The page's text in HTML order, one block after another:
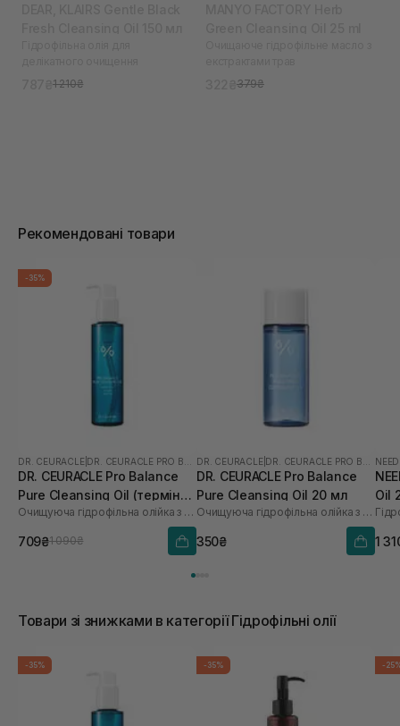
1 210₴ 379₴
Рекомендовані товари
-35%
DR. CEURACLE
DR. CEURACLE Pro Balance
Pure Cleansing Oil (термін
до 01.27р.) 155 мл
Очищуюча гідрофільна олійка з пробіотиками
709₴1 090₴
DR. CEURACLE
DR. CEURACLE Pro Balance
Pure Cleansing Oil 20 мл
Очищуюча гідрофільна олійка з пробіотиками
350₴
Oil
1
Товари зі знижками в категорії Гідрофільні олії
-35% -35% -